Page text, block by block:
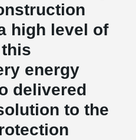
high level of
energy
delivered
to the